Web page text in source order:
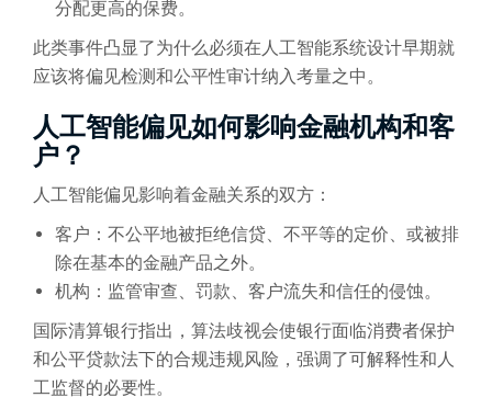
分配更高的保费。
此类事件凸显了为什么必须在人工智能系统设计早期就
应该将偏见检测和公平性审计纳入考量之中。
人工智能偏见如何影响金融机构和客
户？
人工智能偏见影响着金融关系的双方：
客户：不公平地被拒绝信贷、不平等的定价、或被排
除在基本的金融产品之外。
机构：监管审查、罚款、客户流失和信任的侵蚀。
国际清算银行指出，算法歧视会使银行面临消费者保护
和公平贷款法下的合规违规风险，强调了可解释性和人
工监督的必要性。